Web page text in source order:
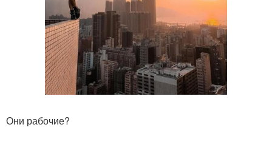
Они рабочие?